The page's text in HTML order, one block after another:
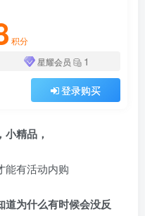
积分
星耀会员 1
登录购买
精品，
能有活动内购
道为什么有时候会没反